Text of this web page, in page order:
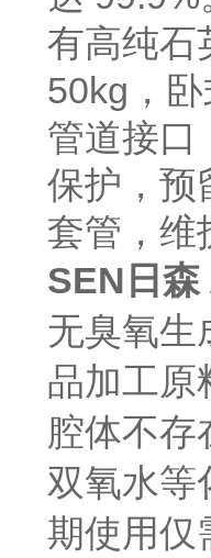
有高纯石
50kg，
管道接口
保护，预
套管，维
SEN日森
无臭氧生
品加工原
腔体不存
双氧水等
期使用仅